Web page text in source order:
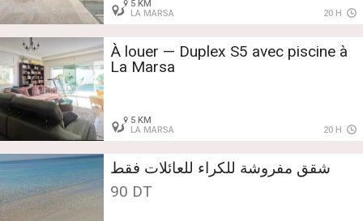
5 KM
LA MARSA
20 H
À louer — Duplex S5 avec piscine à
La Marsa
5 KM
LA MARSA
20 H
شقق مفروشة للكراء للعائلات فقط
90 DT